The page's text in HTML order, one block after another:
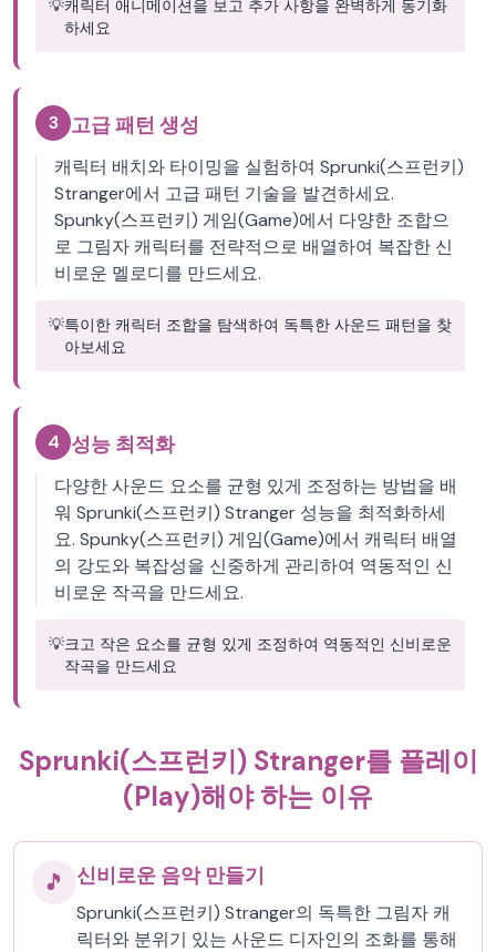
💡캐릭터 애니메이션을 보고 추가 사항을 완벽하게 동기화
하세요
3 고급 패턴 생성
캐릭터 배치와 타이밍을 실험하여 Sprunki(스프런키)
Stranger에서 고급 패턴 기술을 발견하세요.
Spunky(스프런키) 게임(Game)에서 다양한 조합으
로 그림자 캐릭터를 전략적으로 배열하여 복잡한 신
비로운 멜로디를 만드세요.
💡특이한 캐릭터 조합을 탐색하여 독특한 사운드 패턴을 찾
아보세요
4 성능 최적화
다양한 사운드 요소를 균형 있게 조정하는 방법을 배
워 Sprunki(스프런키) Stranger 성능을 최적화하세
요. Spunky(스프런키) 게임(Game)에서 캐릭터 배열
의 강도와 복잡성을 신중하게 관리하여 역동적인 신
비로운 작곡을 만드세요.
💡크고 작은 요소를 균형 있게 조정하여 역동적인 신비로운
작곡을 만드세요
Sprunki(스프런키) Stranger를 플레이
(Play)해야 하는 이유
🎵 신비로운 음악 만들기
Sprunki(스프런키) Stranger의 독특한 그림자 캐
릭터와 분위기 있는 사운드 디자인의 조화를 통해